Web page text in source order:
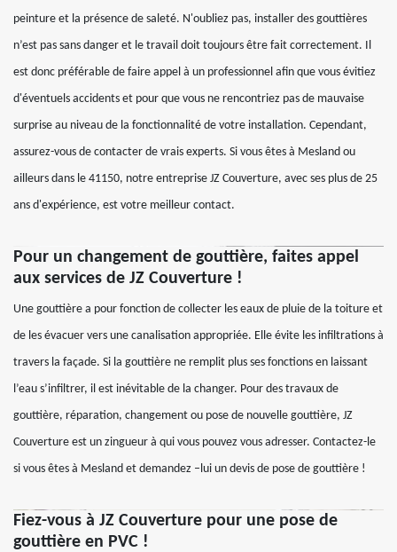
peinture et la présence de saleté. N'oubliez pas, installer des gouttières
n’est pas sans danger et le travail doit toujours être fait correctement. Il
est donc préférable de faire appel à un professionnel afin que vous évitiez
d'éventuels accidents et pour que vous ne rencontriez pas de mauvaise
surprise au niveau de la fonctionnalité de votre installation. Cependant,
assurez-vous de contacter de vrais experts. Si vous êtes à Mesland ou
ailleurs dans le 41150, notre entreprise JZ Couverture, avec ses plus de 25
ans d'expérience, est votre meilleur contact.
Pour un changement de gouttière, faites appel
aux services de JZ Couverture !
Une gouttière a pour fonction de collecter les eaux de pluie de la toiture et
de les évacuer vers une canalisation appropriée. Elle évite les infiltrations à
travers la façade. Si la gouttière ne remplit plus ses fonctions en laissant
l’eau s’infiltrer, il est inévitable de la changer. Pour des travaux de
gouttière, réparation, changement ou pose de nouvelle gouttière, JZ
Couverture est un zingueur à qui vous pouvez vous adresser. Contactez-le
si vous êtes à Mesland et demandez –lui un devis de pose de gouttière !
Fiez-vous à JZ Couverture pour une pose de
gouttière en PVC !